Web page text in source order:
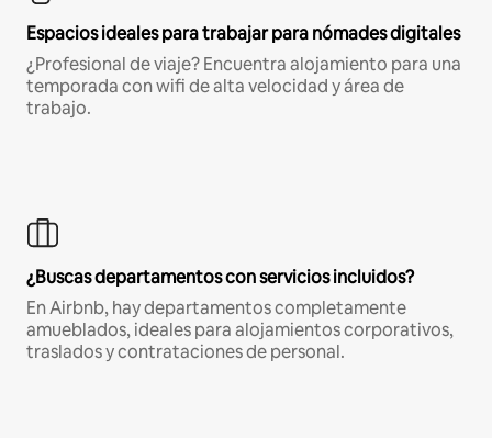
Espacios ideales para trabajar para nómades digitales
¿Profesional de viaje? Encuentra alojamiento para una
temporada con wifi de alta velocidad y área de
trabajo.
¿Buscas departamentos con servicios incluidos?
En Airbnb, hay departamentos completamente
amueblados, ideales para alojamientos corporativos,
traslados y contrataciones de personal.